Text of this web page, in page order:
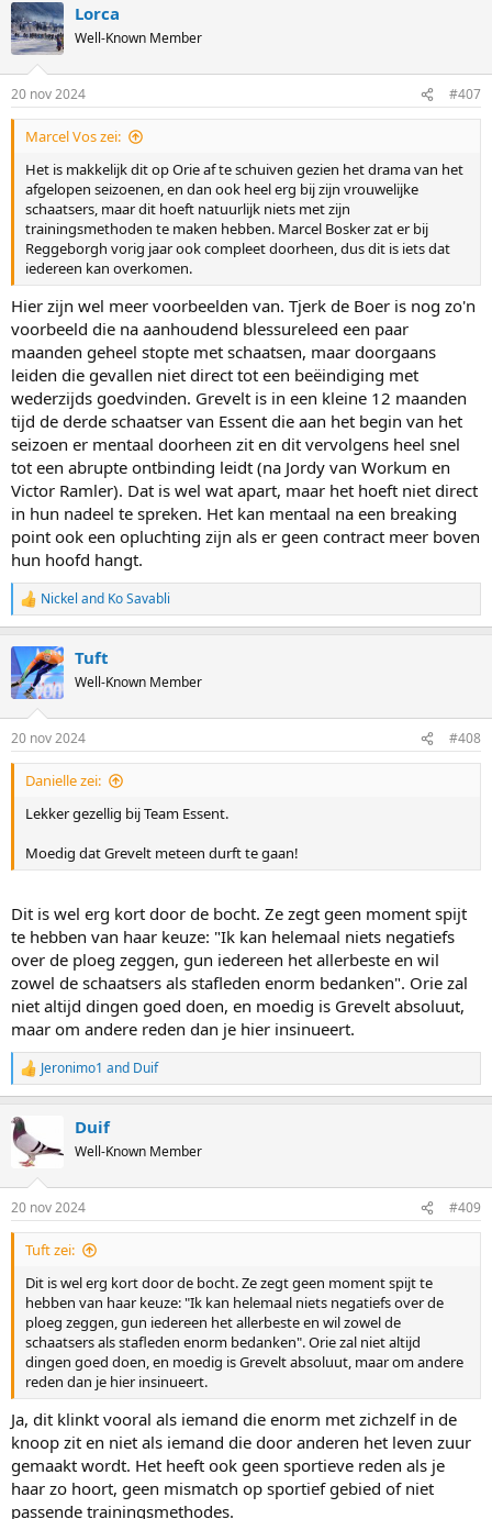
c
t
i
s
:
Lorca
Well-Known Member
20 nov 2024 #407
Marcel Vos zei:
Het is makkelijk dit op Orie af te schuiven gezien het drama van het
afgelopen seizoenen, en dan ook heel erg bij zijn vrouwelijke
schaatsers, maar dit hoeft natuurlijk niets met zijn
trainingsmethoden te maken hebben. Marcel Bosker zat er bij
Reggeborgh vorig jaar ook compleet doorheen, dus dit is iets dat
iedereen kan overkomen.
Hier zijn wel meer voorbeelden van. Tjerk de Boer is nog zo'n
voorbeeld die na aanhoudend blessureleed een paar
maanden geheel stopte met schaatsen, maar doorgaans
leiden die gevallen niet direct tot een beëindiging met
wederzijds goedvinden. Grevelt is in een kleine 12 maanden
tijd de derde schaatser van Essent die aan het begin van het
seizoen er mentaal doorheen zit en dit vervolgens heel snel
tot een abrupte ontbinding leidt (na Jordy van Workum en
Victor Ramler). Dat is wel wat apart, maar het hoeft niet direct
in hun nadeel te spreken. Het kan mentaal na een breaking
point ook een opluchting zijn als er geen contract meer boven
hun hoofd hangt.
R
e
c
t
i
s
:
Nickel and Ko Savabli
Tuft
Well-Known Member
20 nov 2024 #408
Danielle zei:
Lekker gezellig bij Team Essent.
Moedig dat Grevelt meteen durft te gaan!
Dit is wel erg kort door de bocht. Ze zegt geen moment spijt
te hebben van haar keuze: "Ik kan helemaal niets negatiefs
over de ploeg zeggen, gun iedereen het allerbeste en wil
zowel de schaatsers als stafleden enorm bedanken". Orie zal
niet altijd dingen goed doen, en moedig is Grevelt absoluut,
maar om andere reden dan je hier insinueert.
R
e
c
t
i
s
:
Jeronimo1 and Duif
Duif
Well-Known Member
20 nov 2024 #409
Tuft zei:
Dit is wel erg kort door de bocht. Ze zegt geen moment spijt te
hebben van haar keuze: "Ik kan helemaal niets negatiefs over de
ploeg zeggen, gun iedereen het allerbeste en wil zowel de
schaatsers als stafleden enorm bedanken". Orie zal niet altijd
dingen goed doen, en moedig is Grevelt absoluut, maar om andere
reden dan je hier insinueert.
Ja, dit klinkt vooral als iemand die enorm met zichzelf in de
knoop zit en niet als iemand die door anderen het leven zuur
gemaakt wordt. Het heeft ook geen sportieve reden als je
haar zo hoort, geen mismatch op sportief gebied of niet
passende trainingsmethodes.